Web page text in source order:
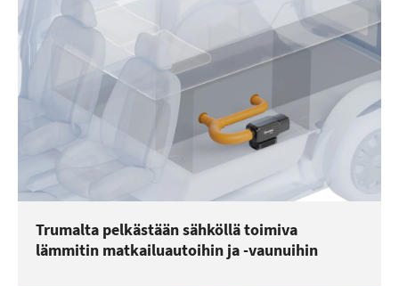
Trumalta pelkästään sähköllä toimiva
lämmitin matkailuautoihin ja -vaunuihin